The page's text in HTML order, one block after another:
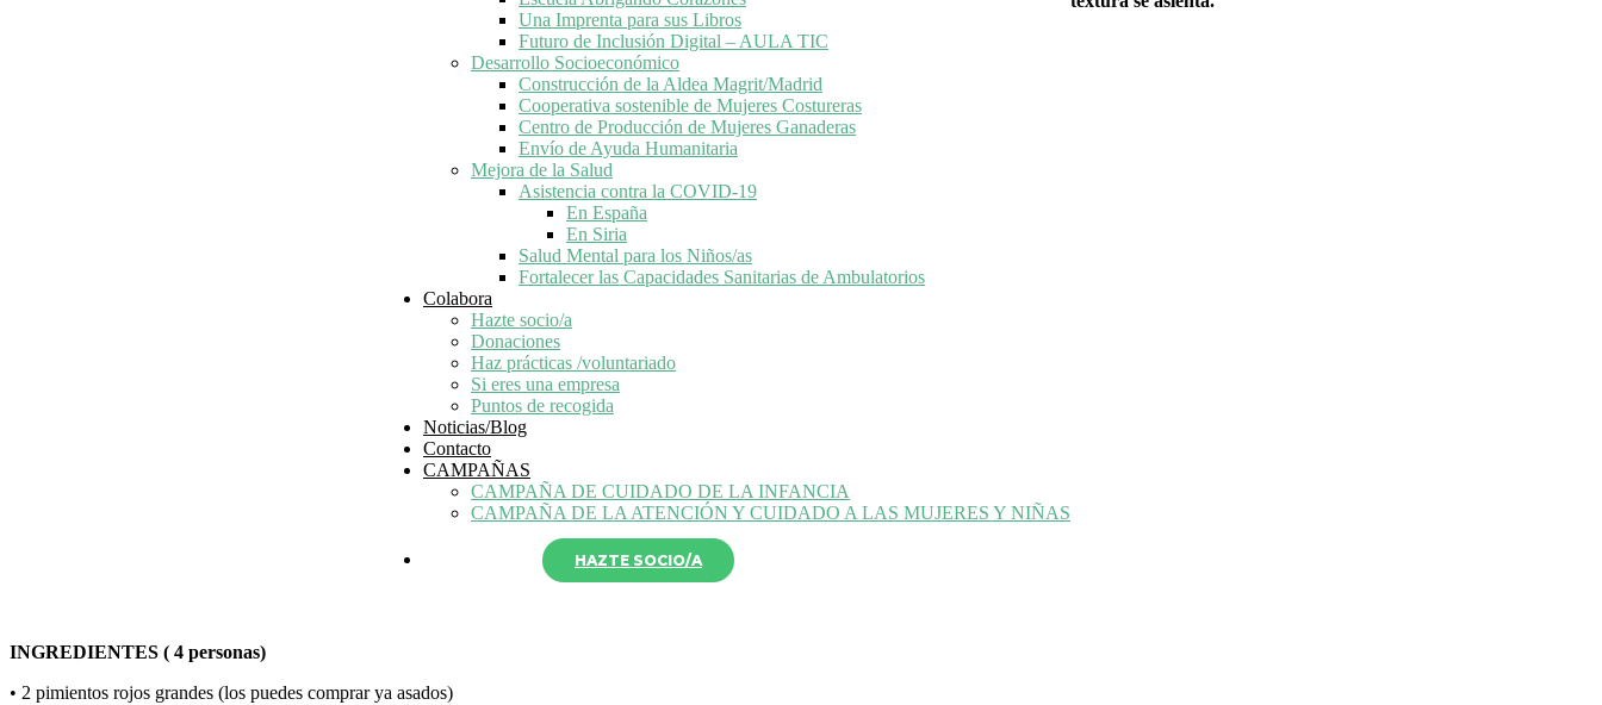
Una Imprenta para sus Libros
Futuro de Inclusión Digital – AULA TIC
Desarrollo Socioeconómico
Construcción de la Aldea Magrit/Madrid
Cooperativa sostenible de Mujeres Costureras
Centro de Producción de Mujeres Ganaderas
Envío de Ayuda Humanitaria
Mejora de la Salud
Asistencia contra la COVID-19
En España
En Siria
Salud Mental para los Niños/as
Fortalecer las Capacidades Sanitarias de Ambulatorios
Colabora
Hazte socio/a
Donaciones
Haz prácticas /voluntariado
Si eres una empresa
Puntos de recogida
Noticias/Blog
Contacto
CAMPAÑAS
CAMPAÑA DE CUIDADO DE LA INFANCIA
CAMPAÑA DE LA ATENCIÓN Y CUIDADO A LAS MUJERES Y NIÑAS
HAZTE SOCIO/A
INGREDIENTES ( 4 personas)
• 2 pimientos rojos grandes (los puedes comprar ya asados)